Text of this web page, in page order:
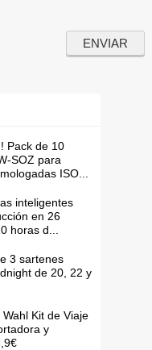
Pack de 10
SOZ para
ISO...
inteligentes
en 26
horas d...
3 sartenes
de 20, 22 y
Kit de Viaje
y